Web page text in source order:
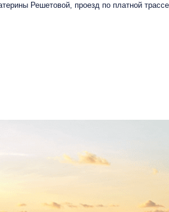
Решетовой, проезд по платной